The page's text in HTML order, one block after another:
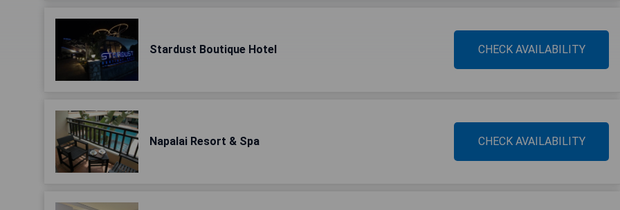
Stardust Boutique Hotel CHECK AVAILABILITY
Napalai Resort & Spa CHECK AVAILABILITY